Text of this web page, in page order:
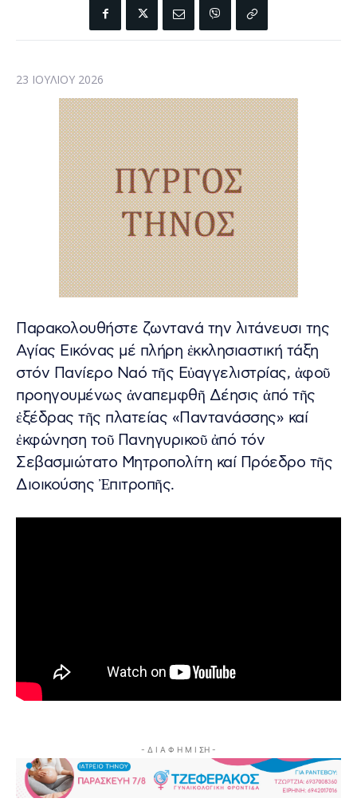
23 ΙΟΥΛΊΟΥ 2026
Παρακολουθήστε ζωντανά την λιτάνευσι της
Αγίας Εικόνας μέ πλήρη ἐκκλησιαστική τάξη
στόν Πανίερο Ναό τῆς Εὐαγγελιστρίας, ἀφοῦ
προηγουμένως ἀναπεμφθῆ Δέησις ἀπό τῆς
ἐξέδρας τῆς πλατείας «Παντανάσσης» καί
ἐκφώνηση τοῦ Πανηγυρικοῦ ἀπό τόν
Σεβασμιώτατο Μητροπολίτη καί Πρόεδρο τῆς
Διοικούσης Ἐπιτροπῆς.
- Δ Ι Α Φ Η Μ Ι ΣΗ -